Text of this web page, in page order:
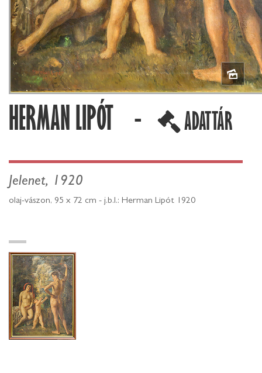
HERMAN LIPÓT - ADATTÁR
Jelenet, 1920
olaj-vászon, 95 x 72 cm - j.b.l.: Herman Lipót 1920